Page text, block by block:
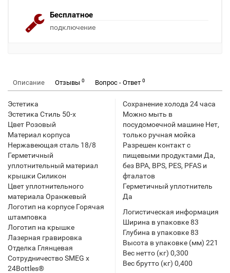
Бесплатное
подключение
Описание Отзывы 0 Вопрос - Ответ 0
Эстетика
Эстетика Стиль 50-х
Цвет Розовый
Материал корпуса
Нержавеющая сталь 18/8
Герметичный
уплотнительный материал
крышки Силикон
Цвет уплотнительного
материала Оранжевый
Логотип на корпусе Горячая
штамповка
Логотип на крышке
Лазерная гравировка
Отделка Глянцевая
Сотрудничество SMEG x
24Bottles®
Сохранение холода 24 часа
Можно мыть в
посудомоечной машине Нет,
только ручная мойка
Разрешен контакт с
пищевыми продуктами Да,
без BPA, BPS, PES, PFAS и
фталатов
Герметичный уплотнитель
Да
Логистическая информация
Ширина в упаковке 83
Глубина в упаковке 83
Высота в упаковке (мм) 221
Вес нетто (кг) 0,300
Вес брутто (кг) 0,400